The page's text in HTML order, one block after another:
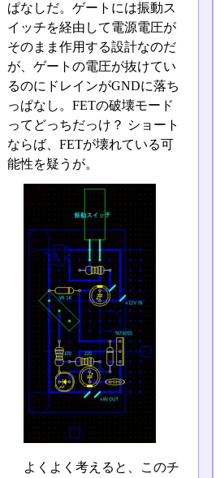
ぱなしだ。ゲートには振動ス
イッチを経由して電源電圧が
そのまま作用する設計なのだ
が、ゲートの電圧が抜けてい
るのにドレインがGNDに落ち
っぱなし。FETの破壊モード
ってどっちだっけ？ ショート
ならば、FETが壊れている可
能性を疑うが。
よくよく考えると、このチ